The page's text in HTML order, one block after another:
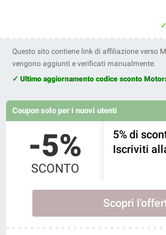
Questo sito contiene link di affiliazione verso
vengono aggiunti e verificati manualmente.
✓ Ultimo aggiornamento codice sconto
Coupon solo per i nuovi utenti
-5%
SCONTO
5% di
Iscriviti
Scopri